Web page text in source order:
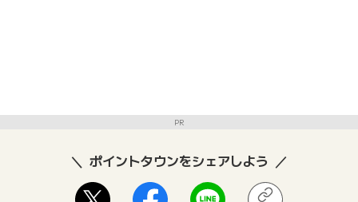
PR
ポイントタウンをシェアしよう